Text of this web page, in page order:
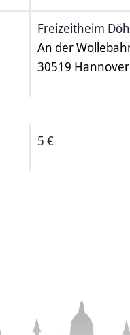
Freizeitheim
An der
30519 Hannover
5 €